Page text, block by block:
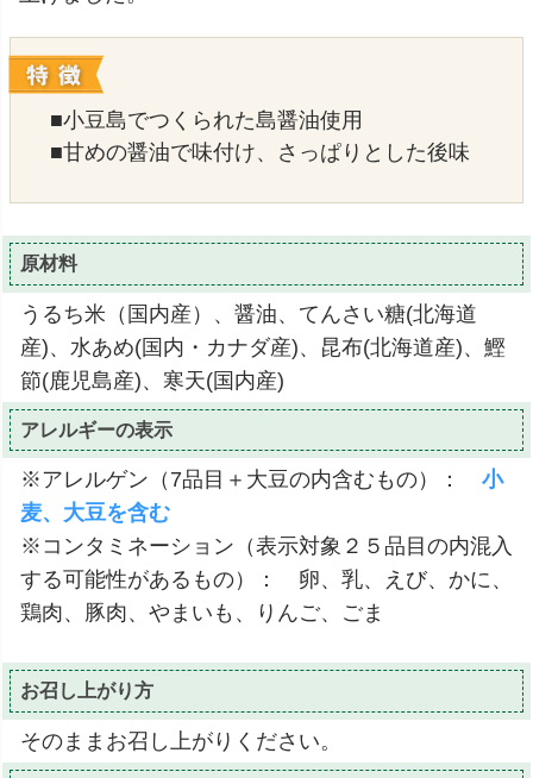
■小豆島でつくられた島醤油使用
■甘めの醤油で味付け、さっぱりとした後味
原材料
うるち米（国内産）、醤油、てんさい糖(北海道
産)、水あめ(国内・カナダ産)、昆布(北海道産)、鰹
節(鹿児島産)、寒天(国内産)
アレルギーの表示
※アレルゲン（7品目＋大豆の内含むもの）： 小
麦、大豆を含む
※コンタミネーション（表示対象２５品目の内混入
する可能性があるもの）： 卵、乳、えび、かに、
鶏肉、豚肉、やまいも、りんご、ごま
お召し上がり方
そのままお召し上がりください。